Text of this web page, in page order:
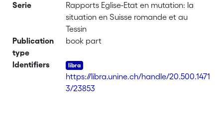
Serie
Rapports Eglise-Etat en mutation: la
situation en Suisse romande et au
Tessin
Publication
type
book part
Identifiers
https://libra.unine.ch/handle/20.500.1471
3/23853